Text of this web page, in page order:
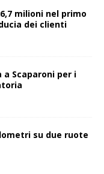
milioni nel primo
dei clienti
Scaparoni per i
su due ruote